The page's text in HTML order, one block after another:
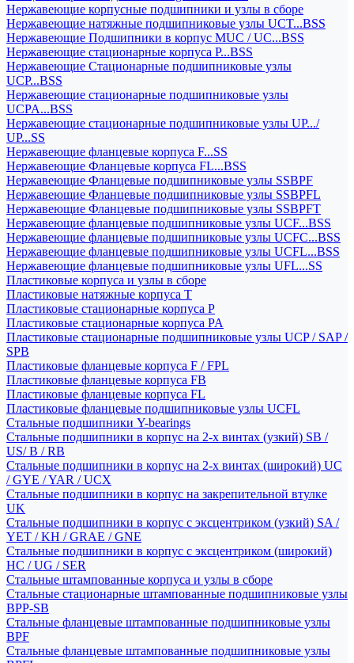
Нержавеющие корпусные подшипники и узлы в сборе
Нержавеющие натяжные подшипниковые узлы UCT...BSS
Нержавеющие Подшипники в корпус MUC / UC...BSS
Нержавеющие стационарные корпуса P...BSS
Нержавеющие Стационарные подшипниковые узлы
UCP...BSS
Нержавеющие стационарные подшипниковые узлы
UCPA...BSS
Нержавеющие стационарные подшипниковые узлы UP.../
UP...SS
Нержавеющие фланцевые корпуса F...SS
Нержавеющие Фланцевые корпуса FL...BSS
Нержавеющие Фланцевые подшипниковые узлы SSBPF
Нержавеющие Фланцевые подшипниковые узлы SSBPFL
Нержавеющие Фланцевые подшипниковые узлы SSBPFT
Нержавеющие фланцевые подшипниковые узлы UCF...BSS
Нержавеющие фланцевые подшипниковые узлы UCFC...BSS
Нержавеющие фланцевые подшипниковые узлы UCFL...BSS
Нержавеющие фланцевые подшипниковые узлы UFL...SS
Пластиковые корпуса и узлы в сборе
Пластиковые натяжные корпуса T
Пластиковые стационарные корпуса P
Пластиковые стационарные корпуса PA
Пластиковые стационарные подшипниковые узлы UCP / SAP /
SPB
Пластиковые фланцевые корпуса F / FPL
Пластиковые фланцевые корпуса FB
Пластиковые фланцевые корпуса FL
Пластиковые фланцевые подшипниковые узлы UCFL
Стальные подшипники Y-bearings
Стальные подшипники в корпус на 2-х винтах (узкий) SB /
US/ B / RB
Стальные подшипники в корпус на 2-х винтах (широкий) UC
/ GYE / YAR / UCX
Стальные подшипники в корпус на закрепительной втулке
UK
Стальные подшипники в корпус с эксцентриком (узкий) SA /
YET / KH / GRAE / GNE
Стальные подшипники в корпус с эксцентриком (широкий)
HC / UG / SER
Стальные штампованные корпуса и узлы в сборе
Стальные стационарные штампованные подшипниковые узлы
BPP-SB
Стальные фланцевые штампованные подшипниковые узлы
BPF
Стальные фланцевые штампованные подшипниковые узлы